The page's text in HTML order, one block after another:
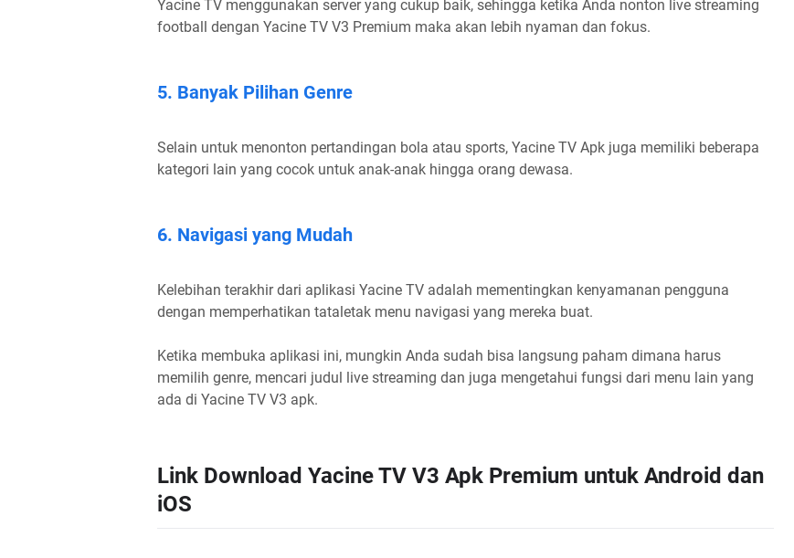
Yacine TV menggunakan server yang cukup baik, sehingga ketika Anda nonton live streaming
football dengan Yacine TV V3 Premium maka akan lebih nyaman dan fokus.
5. Banyak Pilihan Genre
Selain untuk menonton pertandingan bola atau sports, Yacine TV Apk juga memiliki beberapa
kategori lain yang cocok untuk anak-anak hingga orang dewasa.
6. Navigasi yang Mudah
Kelebihan terakhir dari aplikasi Yacine TV adalah mementingkan kenyamanan pengguna
dengan memperhatikan tataletak menu navigasi yang mereka buat.
Ketika membuka aplikasi ini, mungkin Anda sudah bisa langsung paham dimana harus
memilih genre, mencari judul live streaming dan juga mengetahui fungsi dari menu lain yang
ada di Yacine TV V3 apk.
Link Download Yacine TV V3 Apk Premium untuk Android dan
iOS